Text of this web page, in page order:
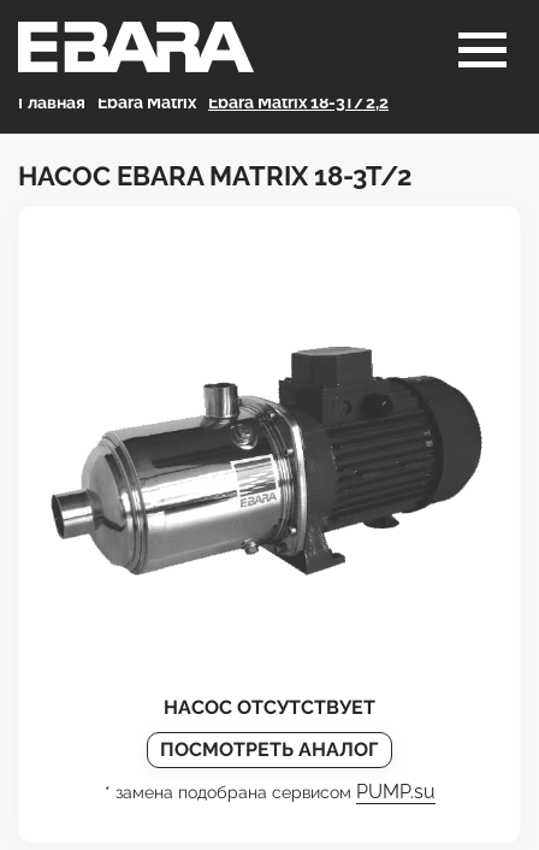
Главная Ebara Matrix Ebara Matrix 18-3T/2,2
НАСОС EBARA MATRIX 18-3T/2
НАСОС ОТСУТСТВУЕТ
ПОСМОТРЕТЬ АНАЛОГ
* замена подобрана сервисом PUMP.su